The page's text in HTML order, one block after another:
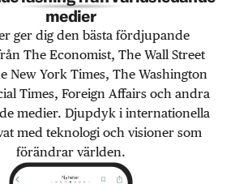
medier
ger dig den bästa fördjupande
The Economist, The Wall Street
New York Times, The Washington
Times, Foreign Affairs och andra
medier. Djupdyk i internationella
med teknologi och visioner som
förändrar världen.